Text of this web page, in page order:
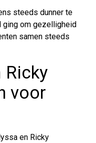
steeds dunner te
ging om gezelligheid
samen steeds
Ricky
voor
en Ricky